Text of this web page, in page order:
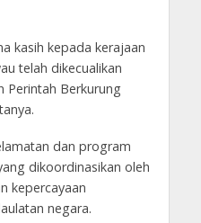
kasih kepada kerajaan
telah dikecualikan
Perintah Berkurung
dan program
dikoordinasikan oleh
kepercayaan
negara.